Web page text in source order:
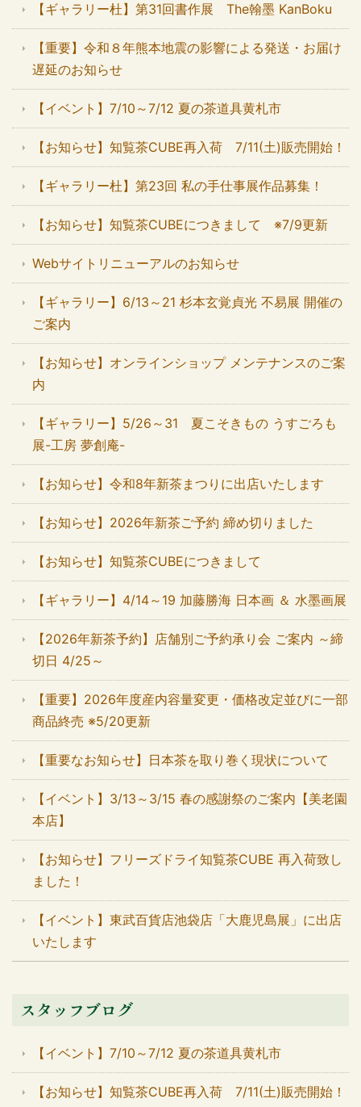
【ギャラリー杜】第31回書作展 The翰墨 KanBoku
【重要】令和８年熊本地震の影響による発送・お届け
遅延のお知らせ
【イベント】7/10～7/12 夏の茶道具黄札市
【お知らせ】知覧茶CUBE再入荷 7/11(土)販売開始！
【ギャラリー杜】第23回 私の手仕事展作品募集！
【お知らせ】知覧茶CUBEにつきまして ※7/9更新
Webサイトリニューアルのお知らせ
【ギャラリー】6/13～21 杉本玄覚貞光 不易展 開催の
ご案内
【お知らせ】オンラインショップ メンテナンスのご案
内
【ギャラリー】5/26～31 夏こそきもの うすごろも
展-工房 夢創庵-
【お知らせ】令和8年新茶まつりに出店いたします
【お知らせ】2026年新茶ご予約 締め切りました
【お知らせ】知覧茶CUBEにつきまして
【ギャラリー】4/14～19 加藤勝海 日本画 ＆ 水墨画展
【2026年新茶予約】店舗別ご予約承り会 ご案内 ～締
切日 4/25～
【重要】2026年度産内容量変更・価格改定並びに一部
商品終売 ※5/20更新
【重要なお知らせ】日本茶を取り巻く現状について
【イベント】3/13～3/15 春の感謝祭のご案内【美老園
本店】
【お知らせ】フリーズドライ知覧茶CUBE 再入荷致し
ました！
【イベント】東武百貨店池袋店「大鹿児島展」に出店
いたします
スタッフブログ
【イベント】7/10～7/12 夏の茶道具黄札市
【お知らせ】知覧茶CUBE再入荷 7/11(土)販売開始！